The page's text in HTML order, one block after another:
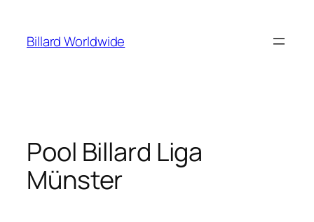
springen
Billard Worldwide
Pool Billard Liga
Münster